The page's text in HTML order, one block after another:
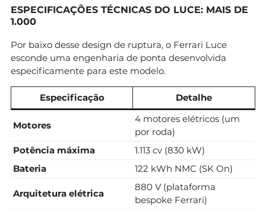
ESPECIFICAÇÕES TÉCNICAS DO LUCE: MAIS DE
1.000
Por baixo desse design de ruptura, o Ferrari Luce
esconde uma engenharia de ponta desenvolvida
especificamente para este modelo.
Especificação Detalhe
Motores
4 motores elétricos (um
por roda)
Potência máxima
1.113 cv (830 kW)
Bateria
122 kWh NMC (SK On)
Arquitetura elétrica
880 V (plataforma
bespoke Ferrari)